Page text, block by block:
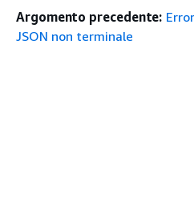
Argomento precedente:
JSON non terminale